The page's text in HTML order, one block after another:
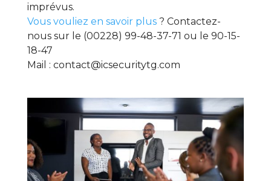
imprévus.
Vous vouliez en savoir plus? Contactez-
nous sur le (00228) 99-48-37-71 ou le 90-15-
18-47
Mail : contact@icsecuritytg.com